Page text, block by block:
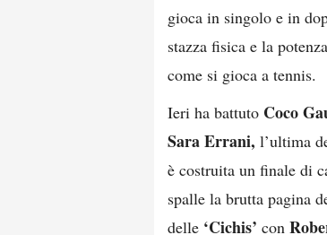
gioca in singolo e in
stazza fisica e la
come si gioca a tennis.
Ieri ha battuto Coco
Sara Errani, l’ultima
è costruita un finale di
spalle la brutta pagina
delle ‘Cichis’ con